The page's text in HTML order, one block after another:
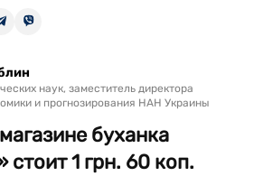
наук, заместитель директора
и прогнозирования НАН Украины
буханка
стоит 1 грн. 60 коп.